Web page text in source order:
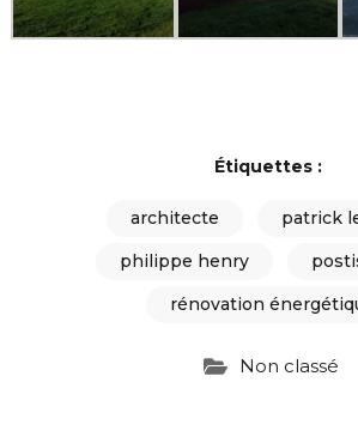
Étiquettes :
architecte
patrick
philippe henry
rénovation
Non classé